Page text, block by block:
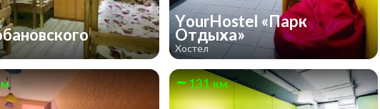
YourHostel «Парк
Отдыха»
Хостел
131 км